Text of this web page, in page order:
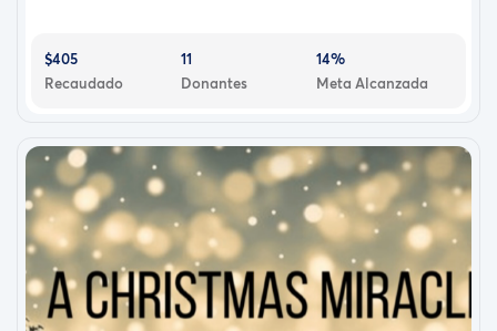
$405
Recaudado
11
Donantes
14%
Meta Alcanzada